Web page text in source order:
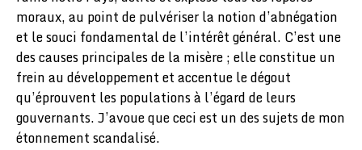
moraux, au point de pulvériser la notion d’abnégation
et le souci fondamental de l’intérêt général. C’est une
des causes principales de la misère ; elle constitue un
frein au développement et accentue le dégout
qu’éprouvent les populations à l’égard de leurs
gouvernants. J’avoue que ceci est un des sujets de mon
étonnement scandalisé.